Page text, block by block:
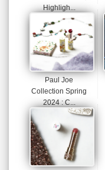
Highligh...
Paul Joe
Collection Spring
2024 : C...